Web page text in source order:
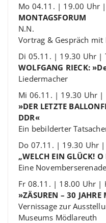
Mo 04.11. | 19.00 Uhr
MONTAGSFORUM
N.N.
Vortrag & Gespräch
Di 05.11. | 19.30 Uhr |
WOLFGANG RIECK:
Liedermacher
Mi 06.11. | 19.30 Uhr |
»DER LETZTE
DDR«
Ein bebilderter
Do 07.11. | 19.30 Uhr
„WELCH EIN GLÜCK! O
Eine Novemberserenade
Fr 08.11. | 18.00 Uhr |
»ZÄSUREN – 30 JAHRE
Vernissage zur
Museums Mödlareuth